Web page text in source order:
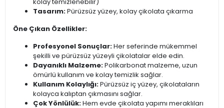
kolay temizlenebilir)
Tasarım:Pürüzsüz yüzey, kolay çikolata çıkarma
Öne Çıkan Özellikler:
Profesyonel Sonuçlar:Her seferinde mükemmel
şekilli ve pürüzsüz yüzeyli çikolatalar elde edin.
Dayanıklı Malzeme:Polikarbonat malzeme, uzun
ömürlü kullanım ve kolay temizlik sağlar.
Kullanım Kolaylığı:Pürüzsüz iç yüzey, çikolataların
kolayca kalıptan çıkmasını sağlar.
Çok Yönlülük:Hem evde çikolata yapımı meraklıları